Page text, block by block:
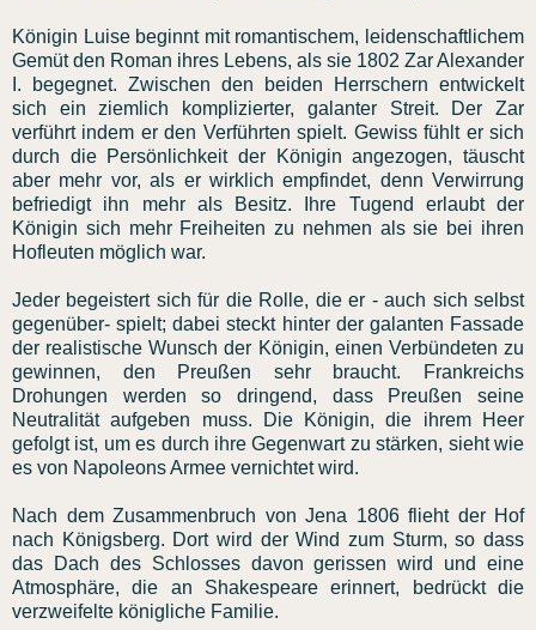
Königin Luise beginnt mit romantischem, leidenschaftlichem
Gemüt den Roman ihres Lebens, als sie 1802 Zar Alexander
I. begegnet. Zwischen den beiden Herrschern entwickelt
sich ein ziemlich komplizierter, galanter Streit. Der Zar
verführt indem er den Verführten spielt. Gewiss fühlt er sich
durch die Persönlichkeit der Königin angezogen, täuscht
aber mehr vor, als er wirklich empfindet, denn Verwirrung
befriedigt ihn mehr als Besitz. Ihre Tugend erlaubt der
Königin sich mehr Freiheiten zu nehmen als sie bei ihren
Hofleuten möglich war.
Jeder begeistert sich für die Rolle, die er - auch sich selbst
gegenüber- spielt; dabei steckt hinter der galanten Fassade
der realistische Wunsch der Königin, einen Verbündeten zu
gewinnen, den Preußen sehr braucht. Frankreichs
Drohungen werden so dringend, dass Preußen seine
Neutralität aufgeben muss. Die Königin, die ihrem Heer
gefolgt ist, um es durch ihre Gegenwart zu stärken, sieht wie
es von Napoleons Armee vernichtet wird.
Nach dem Zusammenbruch von Jena 1806 flieht der Hof
nach Königsberg. Dort wird der Wind zum Sturm, so dass
das Dach des Schlosses davon gerissen wird und eine
Atmosphäre, die an Shakespeare erinnert, bedrückt die
verzweifelte königliche Familie.